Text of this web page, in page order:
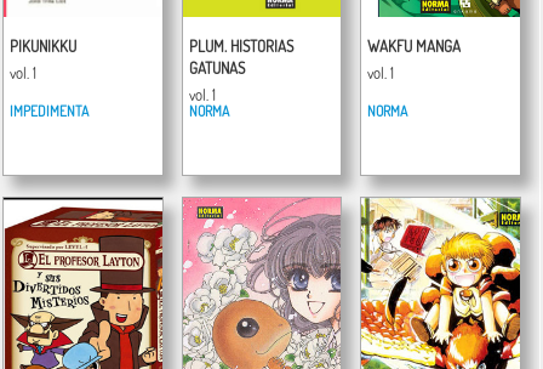
PIKUNIKKU
vol. 1
IMPEDIMENTA
PLUM. HISTORIAS
GATUNAS
vol. 1
NORMA
WAKFU MANGA
vol. 1
NORMA